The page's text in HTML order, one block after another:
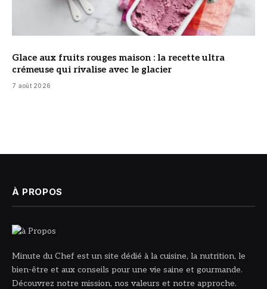
Glace aux fruits rouges maison : la recette ultra
crémeuse qui rivalise avec le glacier
7 août 2026
À PROPOS
Minute du Chef est un site dédié à la cuisine, la nutrition, le
bien-être et aux conseils pour une vie saine et gourmande.
Découvrez notre mission, nos valeurs et notre approche.